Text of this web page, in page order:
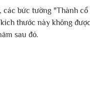
các bức tường "Thành
thước này không
sau đó.